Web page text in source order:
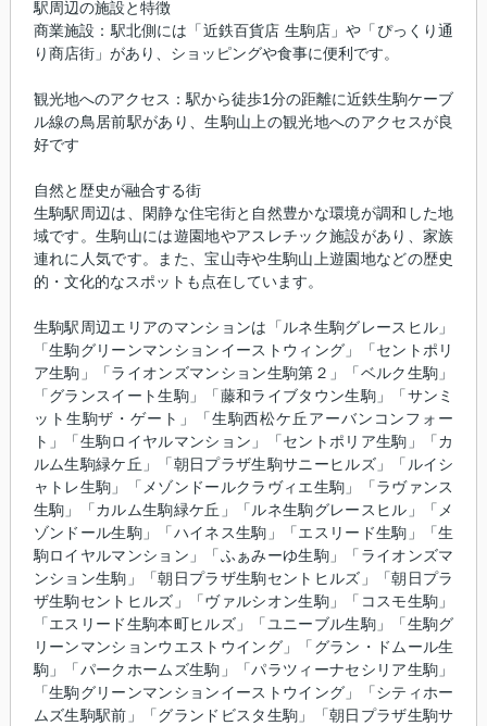
駅周辺の施設と特徴
商業施設：駅北側には「近鉄百貨店 生駒店」や「ぴっくり通
り商店街」があり、ショッピングや食事に便利です。
観光地へのアクセス：駅から徒歩1分の距離に近鉄生駒ケーブ
ル線の鳥居前駅があり、生駒山上の観光地へのアクセスが良
好です
自然と歴史が融合する街
生駒駅周辺は、閑静な住宅街と自然豊かな環境が調和した地
域です。生駒山には遊園地やアスレチック施設があり、家族
連れに人気です。また、宝山寺や生駒山上遊園地などの歴史
的・文化的なスポットも点在しています。
生駒駅周辺エリアのマンションは「ルネ生駒グレースヒル」
「生駒グリーンマンションイーストウィング」「セントポリ
ア生駒」「ライオンズマンション生駒第２」「ベルク生駒」
「グランスイート生駒」「藤和ライブタウン生駒」「サンミ
ット生駒ザ・ゲート」「生駒西松ケ丘アーバンコンフォー
ト」「生駒ロイヤルマンション」「セントポリア生駒」「カ
ルム生駒緑ケ丘」「朝日プラザ生駒サニーヒルズ」「ルイシ
ャトレ生駒」「メゾンドールクラヴィエ生駒」「ラヴァンス
生駒」「カルム生駒緑ケ丘」「ルネ生駒グレースヒル」「メ
ゾンドール生駒」「ハイネス生駒」「エスリード生駒」「生
駒ロイヤルマンション」「ふぁみーゆ生駒」「ライオンズマ
ンション生駒」「朝日プラザ生駒セントヒルズ」「朝日プラ
ザ生駒セントヒルズ」「ヴァルシオン生駒」「コスモ生駒」
「エスリード生駒本町ヒルズ」「ユニーブル生駒」「生駒グ
リーンマンションウエストウイング」「グラン・ドムール生
駒」「パークホームズ生駒」「パラツィーナセシリア生駒」
「生駒グリーンマンションイーストウイング」「シティホー
ムズ生駒駅前」「グランドビスタ生駒」「朝日プラザ生駒サ